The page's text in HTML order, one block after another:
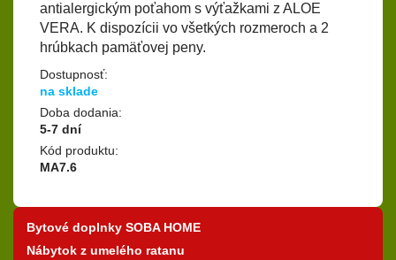
antialergickým poťahom s výťažkami z ALOE
VERA. K dispozícii vo všetkých rozmeroch a 2
hrúbkach pamäťovej peny.
Dostupnosť:
na sklade
Doba dodania:
5-7 dní
Kód produktu:
MA7.6
Bytové doplnky SOBA HOME
Nábytok z umelého ratanu